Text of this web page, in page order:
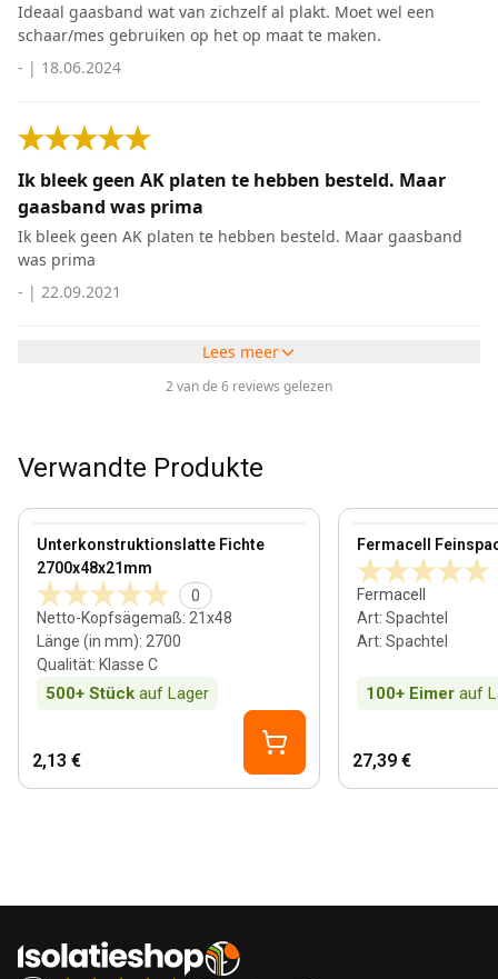
Ideaal gaasband wat van zichzelf al plakt. Moet wel een
schaar/mes gebruiken op het op maat te maken.
- | 18.06.2024
Ik bleek geen AK platen te hebben besteld. Maar
gaasband was prima
Ik bleek geen AK platen te hebben besteld. Maar gaasband
was prima
- | 22.09.2021
Lees meer
2 van de 6 reviews gelezen
Verwandte Produkte
Unterkonstruktionslatte Fichte
2700x48x21mm
0
Netto-Kopfsägemaß: 21x48
Länge (in mm): 2700
Qualität: Klasse C
500+ Stück auf Lager
View product
2,13 €
Fermacell
Fermacell
Art: Spachtel
Art: Spachtel
100+ Eimer auf
View product
27,39 €